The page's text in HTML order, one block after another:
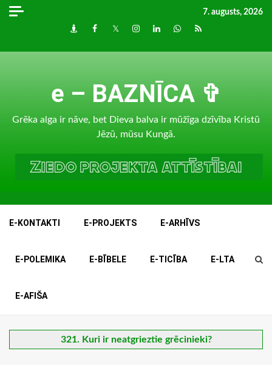
Skip
7. augusts, 2026
DraugiemFacebook
TwitterInstagram
LinkedInwhatsapp
RSS
e – BAZNĪCA ✞
Grēka alga ir nāve, bet Dieva balva ir mūžīga dzīvība Kristū
Jēzū, mūsu Kungā.
E-KONTAKTI E-PROJEKTS E-ARHĪVS
E-POLEMIKA E-BĪBELE E-TICĪBA E-LTA
E-AFIŠA
321. Kuri ir neatgrieztie grēcinieki?